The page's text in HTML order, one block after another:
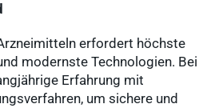
erfordert höchste
modernste Technologien. Bei
Erfahrung mit
um sichere und